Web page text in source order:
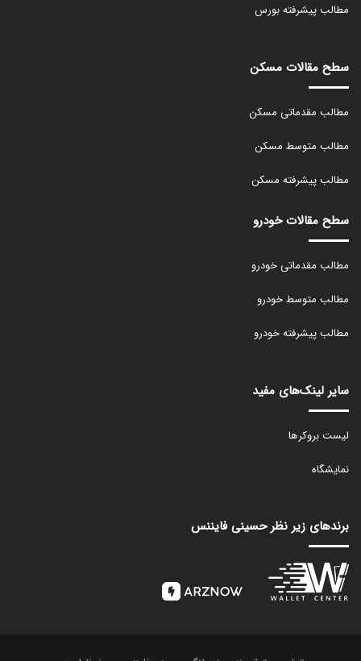
مطالب پیشرفته بورس
سطح مقالات مسکن
مطالب مقدماتی مسکن
مطالب متوسط مسکن
مطالب پیشرفته مسکن
سطح مقالات خودرو
مطالب مقدماتی خودرو
مطالب متوسط خودرو
مطالب پیشرفته خودرو
سایر لینک‌های مفید
لیست بروکرها
نمایشگاه
برندهای زیر نظر حسینی فایننس